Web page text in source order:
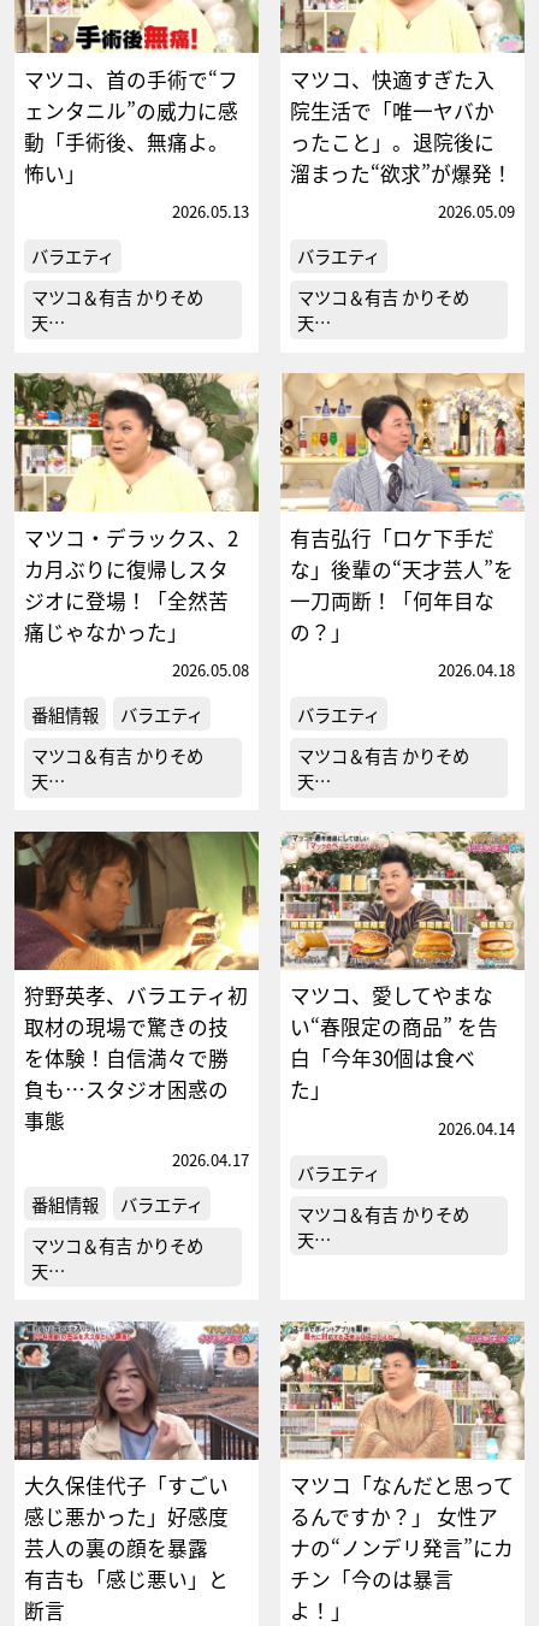
マツコ、首の手術で“フ
ェンタニル”の威力に感
動「手術後、無痛よ。
怖い」
2026.05.13
バラエティ
マツコ＆有吉 かりそめ
天…
マツコ、快適すぎた入
院生活で「唯一ヤバか
ったこと」。退院後に
溜まった“欲求”が爆発！
2026.05.09
バラエティ
マツコ＆有吉 かりそめ
天…
マツコ・デラックス、2
カ月ぶりに復帰しスタ
ジオに登場！「全然苦
痛じゃなかった」
2026.05.08
番組情報
バラエティ
マツコ＆有吉 かりそめ
天…
有吉弘行「ロケ下手だ
な」後輩の“天才芸人”を
一刀両断！「何年目な
の？」
2026.04.18
バラエティ
マツコ＆有吉 かりそめ
天…
狩野英孝、バラエティ初
取材の現場で驚きの技
を体験！自信満々で勝
負も…スタジオ困惑の
事態
2026.04.17
番組情報
バラエティ
マツコ＆有吉 かりそめ
天…
マツコ、愛してやまな
い“春限定の商品” を告
白「今年30個は食べ
た」
2026.04.14
バラエティ
マツコ＆有吉 かりそめ
天…
大久保佳代子「すごい
感じ悪かった」好感度
芸人の裏の顔を暴露
有吉も「感じ悪い」と
断言
マツコ「なんだと思って
るんですか？」 女性ア
ナの“ノンデリ発言”にカ
チン「今のは暴言
よ！」